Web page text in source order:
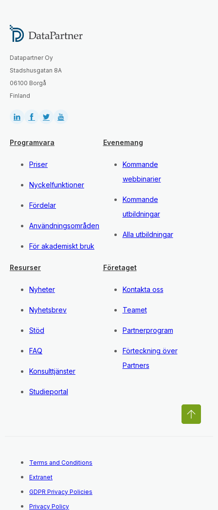
Datapartner Oy
Stadshusgatan 8A
06100 Borgå
Finland
Programvara
Priser
Nyckelfunktioner
Fördelar
Användningsområden
För akademiskt bruk
Evenemang
Kommande
webbinarier
Kommande
utbildningar
Alla utbildningar
Resurser
Nyheter
Nyhetsbrev
Stöd
FAQ
Konsulttjänster
Studieportal
Företaget
Kontakta oss
Teamet
Partnerprogram
Förteckning över
Partners
Terms and Conditions
Extranet
GDPR Privacy Policies
Privacy Policy